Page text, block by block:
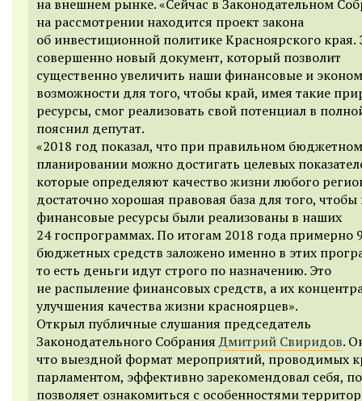
на внешнем рынке. «Сейчас в Законодательном
на рассмотрении находится проект закона
об инвестиционной политике Красноярского края.
совершенно новый документ, который позволит
существенно увеличить наши финансовые и
возможности для того, чтобы край, имея такие
ресурсы, смог реализовать свой потенциал в
пояснил депутат.
«2018 год показал, что при правильном бюджетном
планировании можно достигать целевых
которые определяют качество жизни любого
достаточно хорошая правовая база для того, чтобы
финансовые ресурсы были реализованы в наших
24 госпрограммах. По итогам 2018 года примерно
бюджетных средств заложено именно в этих
то есть деньги идут строго по назначению. Это
не распыление финансовых средств, а их
улучшения качества жизни красноярцев».
Открыл публичные слушания председатель
Законодательного Собрания Дмитрий Свиридов.
что выездной формат мероприятий, проводимых
парламентом, эффективно зарекомендовал себя,
позволяет ознакомиться с особенностями